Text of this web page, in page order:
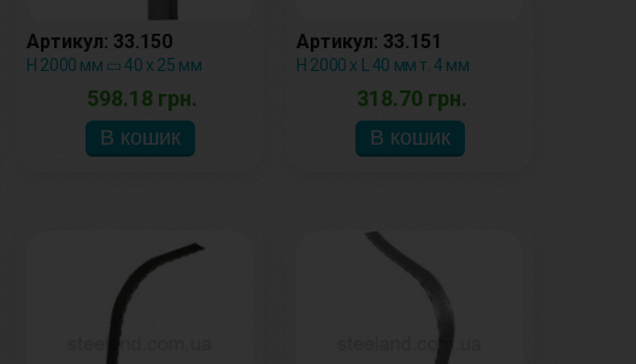
Артикул: 33.150
H 2000 мм ▭ 40 х 25 мм
598.18 грн.
Артикул: 33.151
H 2000 x L 40 мм т. 4 мм
318.70 грн.